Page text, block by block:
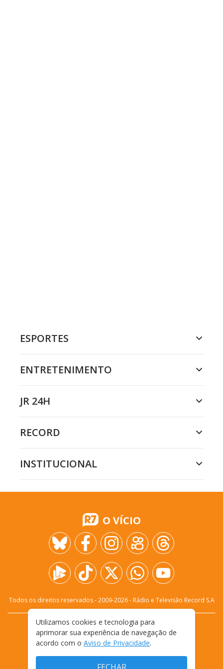
ESPORTES
ENTRETENIMENTO
JR 24H
RECORD
INSTITUCIONAL
O VÍCIO
Todos os direitos reservados - 2009-2026- Rádio e Televisão Record S.A
FALE CONOSCO
PRIVACIDADE
TERMOS E CONDIÇÕES DE USO
Utilizamos cookies e tecnologia para
aprimorar sua experiência de navegação de
acordo com o Aviso de Privacidade.